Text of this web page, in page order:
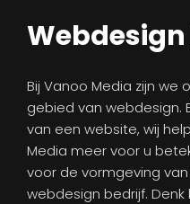
Bij Vanoo Media zijn
gebied van webdesign.
van een website, wij
Media meer voor u
voor de vormgeving
webdesign bedrijf.